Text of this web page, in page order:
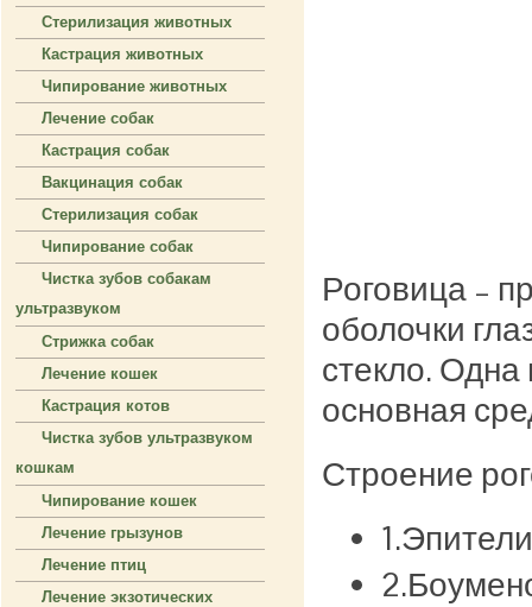
Роговица –
оболочки
стекло.
основная
Строение
Стерилизация животных
Кастрация животных
Чипирование животных
Лечение собак
Кастрация собак
Вакцинация собак
Стерилизация собак
Чипирование собак
Чистка зубов собакам
ультразвуком
Стрижка собак
Лечение кошек
Кастрация котов
Чистка зубов ультразвуком
кошкам
Чипирование кошек
Лечение грызунов
Лечение птиц
Лечение экзотических